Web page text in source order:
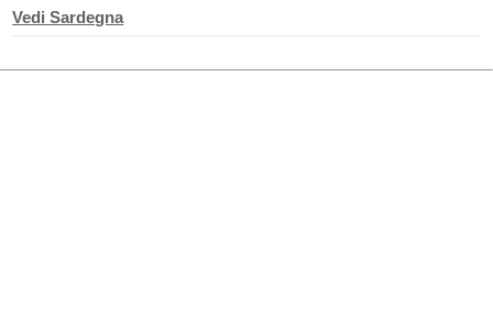
Vedi Sardegna